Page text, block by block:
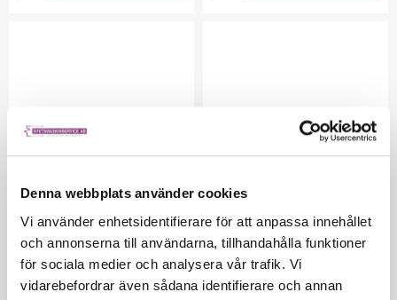
Denna webbplats använder cookies
Vi använder enhetsidentifierare för att anpassa innehållet
och annonserna till användarna, tillhandahålla funktioner
för sociala medier och analysera vår trafik. Vi
vidarebefordrar även sådana identifierare och annan
Hantverkskniv papphylsa
Milwaukee Fällkniv hardline